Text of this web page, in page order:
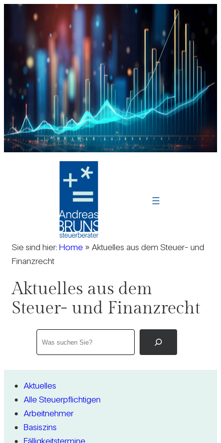
Sie sind hier: Home » Aktuelles aus dem Steuer- und
Finanzrecht
Aktu­elles aus dem
Steuer- und Finanz­recht
e
x
Aktu­elles
Alle Steu­er­pflich­tigen
Arbeit­nehmer
Basis­zins